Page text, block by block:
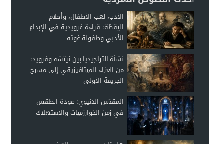
الأدب، لعب الأطفال، وأحلام
اليقظة: قراءة فرويدية في الإبداع
الأدبي وطفولة غوته
نشأة التراجيديا بين نيتشه وفرويد:
من العزاء الميتافيزيقي إلى مسرح
الجريمة الأولى
المقدّس الدنيوي: عودة الطقس
في زمن الخوارزميات والاستهلاك